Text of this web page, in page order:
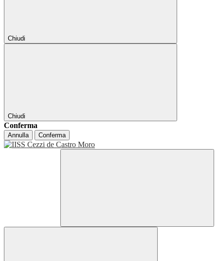
Chiudi
Chiudi
Conferma
Annulla Conferma